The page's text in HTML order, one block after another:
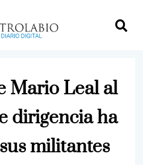
Mario Leal al
dirigencia ha
militantes